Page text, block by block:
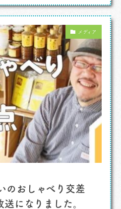
人商店の冷凍製品が当
。外食を根っこ […]
メディア
のおしゃべり交差
になりました。